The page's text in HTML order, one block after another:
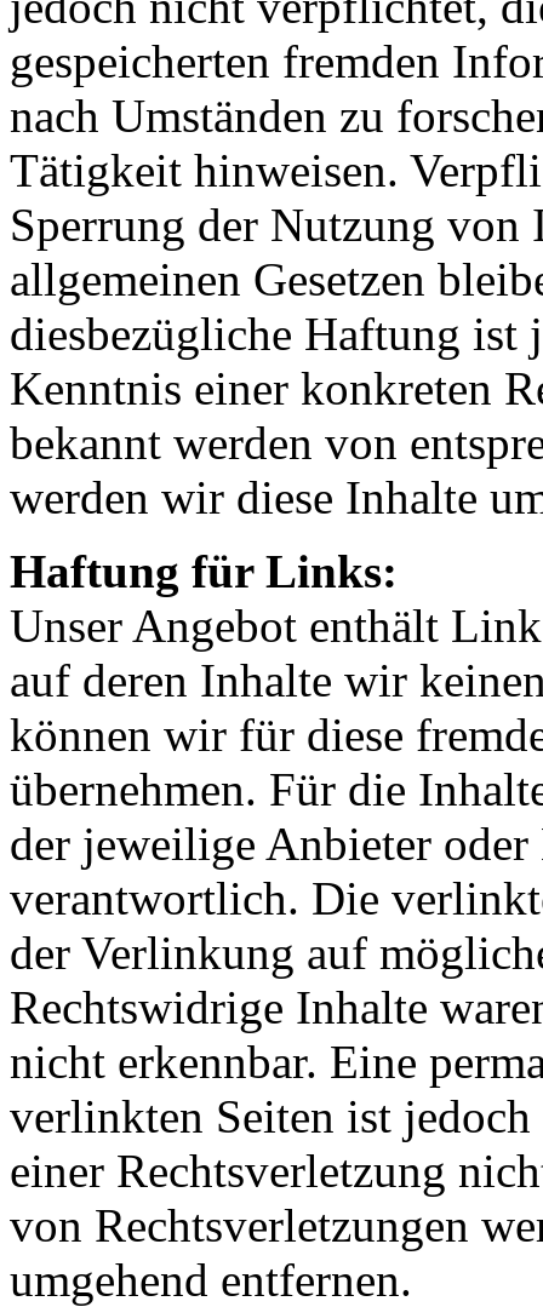
gespeicherten fremden
nach Umständen zu
Tätigkeit hinweisen.
Sperrung der Nutzung von
allgemeinen Gesetzen
diesbezügliche Haftung ist
Kenntnis einer konkreten
bekannt werden von
werden wir diese Inhalte
Haftung für Links:
Unser Angebot enthält
auf deren Inhalte wir
können wir für diese
übernehmen. Für die
der jeweilige Anbieter oder
verantwortlich. Die
der Verlinkung auf
Rechtswidrige Inhalte
nicht erkennbar. Eine
verlinkten Seiten ist
einer Rechtsverletzung
von Rechtsverletzungen
umgehend entfernen.